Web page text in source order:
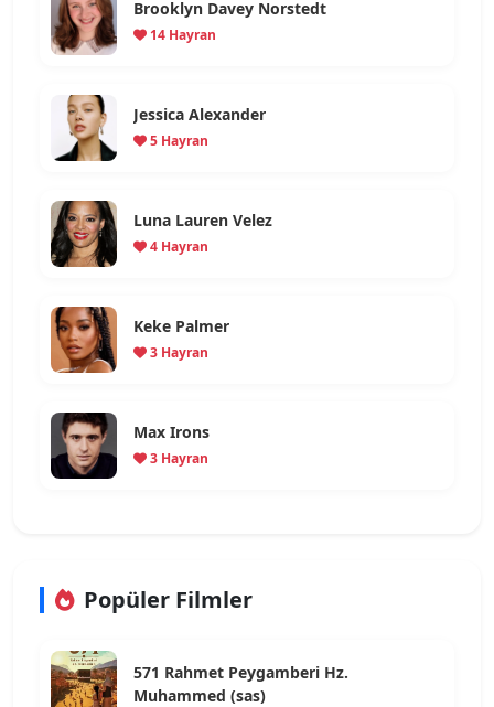
Brooklyn Davey Norstedt
14 Hayran
Jessica Alexander
5 Hayran
Luna Lauren Velez
4 Hayran
Keke Palmer
3 Hayran
Max Irons
3 Hayran
Popüler Filmler
571 Rahmet Peygamberi Hz.
Muhammed (sas)